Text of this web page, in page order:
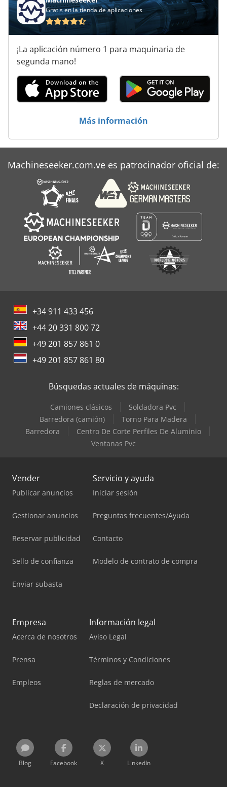
Kueppersbusch
Magurit
Mebor
Mettler
Mkn
Sudhaus
Wiesheu
Gratis en la tienda de aplicaciones
¡La aplicación número 1 para maquinaria de
segunda mano!
Más información
Machineseeker.com.ve es patrocinador oficial de:
+34 911 433 456
+44 20 331 800 72
+49 201 857 861 0
+49 201 857 861 80
Búsquedas actuales de máquinas:
Camiones clásicos
Soldadora Pvc
Barredora (camión)
Torno Para Madera
Barredora
Centro De Corte Perfiles De Aluminio
Ventanas Pvc
Vender
Publicar anuncios
Gestionar anuncios
Reservar publicidad
Sello de confianza
Enviar subasta
Servicio y ayuda
Iniciar sesión
Preguntas frecuentes/Ayuda
Contacto
Modelo de contrato de compra
Empresa
Acerca de nosotros
Prensa
Empleos
Información legal
Aviso Legal
Términos y Condiciones
Reglas de mercado
Declaración de privacidad
Blog Facebook X LinkedIn